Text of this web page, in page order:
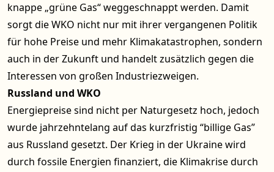
knappe „grüne Gas“ weggeschnappt werden. Damit
sorgt die WKO nicht nur mit ihrer vergangenen Politik
für hohe Preise und mehr Klimakatastrophen, sondern
auch in der Zukunft und handelt zusätzlich gegen die
Interessen von großen Industriezweigen.
Russland und WKO
Energiepreise sind nicht per Naturgesetz hoch, jedoch
wurde jahrzehntelang auf das kurzfristig “billige Gas”
aus Russland gesetzt. Der Krieg in der Ukraine wird
durch fossile Energien finanziert, die Klimakrise durch